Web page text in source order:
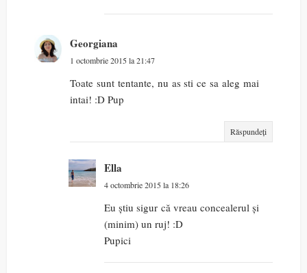
Georgiana
1 octombrie 2015 la 21:47
Toate sunt tentante, nu as sti ce sa aleg mai
intai! :D Pup
Răspundeți
Ella
4 octombrie 2015 la 18:26
Eu știu sigur că vreau concealerul și
(minim) un ruj! :D
Pupici